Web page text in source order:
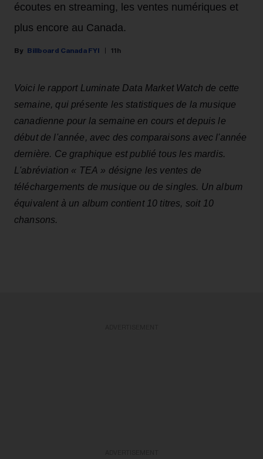
écoutes en streaming, les ventes numériques et
plus encore au Canada.
Billboard Canada FYI 11h
Voici le rapport Luminate Data Market Watch de cette
semaine, qui présente les statistiques de la musique
canadienne pour la semaine en cours et depuis le
début de l'année, avec des comparaisons avec l'année
dernière. Ce graphique est publié tous les mardis.
L'abréviation « TEA » désigne les ventes de
téléchargements de musique ou de singles. Un album
équivalent à un album contient 10 titres, soit 10
chansons.